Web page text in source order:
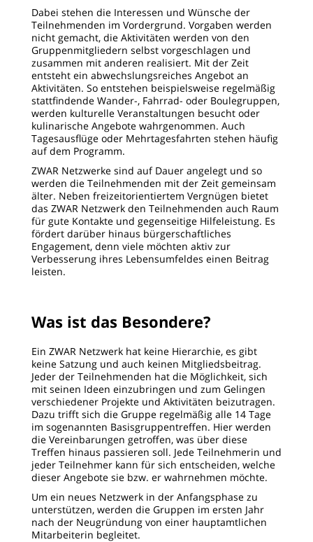
Dabei stehen die Interessen und Wünsche der
Teilnehmenden im Vordergrund. Vorgaben werden
nicht gemacht, die Aktivitäten werden von den
Gruppenmitgliedern selbst vorgeschlagen und
zusammen mit anderen realisiert. Mit der Zeit
entsteht ein abwechslungsreiches Angebot an
Aktivitäten. So entstehen beispielsweise regelmäßig
stattfindende Wander-, Fahrrad- oder Boulegruppen,
werden kulturelle Veranstaltungen besucht oder
kulinarische Angebote wahrgenommen. Auch
Tagesausflüge oder Mehrtagesfahrten stehen häufig
auf dem Programm.
ZWAR Netzwerke sind auf Dauer angelegt und so
werden die Teilnehmenden mit der Zeit gemeinsam
älter. Neben freizeitorientiertem Vergnügen bietet
das ZWAR Netzwerk den Teilnehmenden auch Raum
für gute Kontakte und gegenseitige Hilfeleistung. Es
fördert darüber hinaus bürgerschaftliches
Engagement, denn viele möchten aktiv zur
Verbesserung ihres Lebensumfeldes einen Beitrag
leisten.
Was ist das Besondere?
Ein ZWAR Netzwerk hat keine Hierarchie, es gibt
keine Satzung und auch keinen Mitgliedsbeitrag.
Jeder der Teilnehmenden hat die Möglichkeit, sich
mit seinen Ideen einzubringen und zum Gelingen
verschiedener Projekte und Aktivitäten beizutragen.
Dazu trifft sich die Gruppe regelmäßig alle 14 Tage
im sogenannten Basisgruppentreffen. Hier werden
die Vereinbarungen getroffen, was über diese
Treffen hinaus passieren soll. Jede Teilnehmerin und
jeder Teilnehmer kann für sich entscheiden, welche
dieser Angebote sie bzw. er wahrnehmen möchte.
Um ein neues Netzwerk in der Anfangsphase zu
unterstützen, werden die Gruppen im ersten Jahr
nach der Neugründung von einer hauptamtlichen
Mitarbeiterin begleitet.